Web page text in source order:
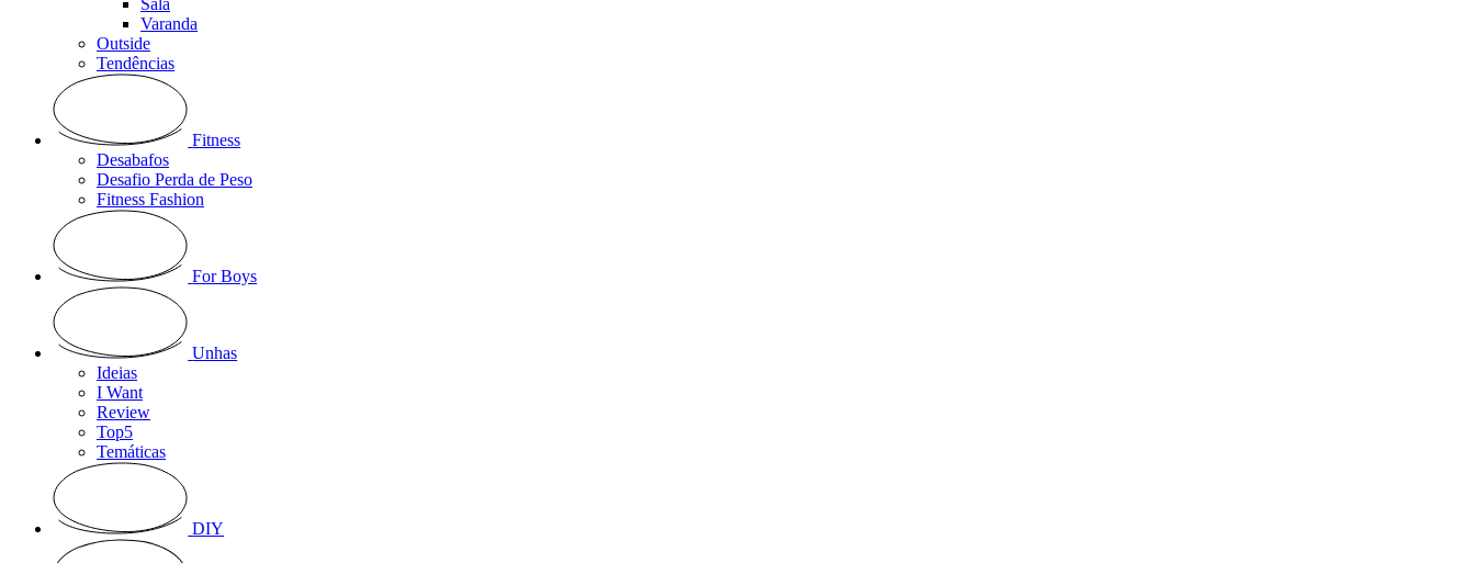
Varanda
Outside
Tendências
Fitness
Desabafos
Desafio Perda de Peso
Fitness Fashion
For Boys
Unhas
Ideias
I Want
Review
Top5
Temáticas
DIY